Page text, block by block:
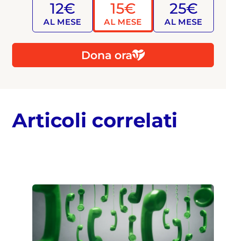
12€
AL MESE
15€
AL MESE
25€
AL MESE
Dona ora
Articoli correlati